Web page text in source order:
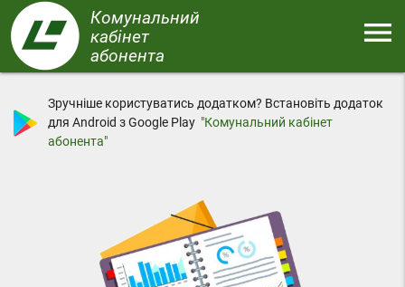
Перейти
до
основного
вмісту
Комунальний
кабінет
абонента
menu
Зручніше користуватись додатком? Встановіть додаток
для Android з Google Play "Комунальний кабінет
абонента"